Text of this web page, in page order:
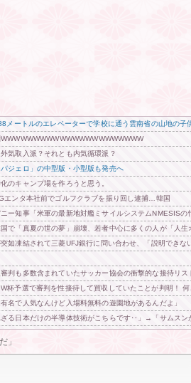
なってしまい……
メートルのエレベーターで学校に通う雲南省の山地の
気取入派？それとも内気循環派？
ジェロ」の中型版・小型版も発売へ
のキャンプ場を作ろうと思う。
エンタ本社前でゴルフクラブを振り回し逮捕…韓国
ニー知事「米軍の最新地対艦ミサイルシステムNMESIS
国で「真夏の世の夢」崩壊、若者中心に多くの人が「人
如凍結されて三菱UFJ銀行に問い合わせ、「説明でき
判も多数含まれていたサッカー協会の衝撃的な接待リ
杯予選で審判を性接待して買収していたことが判明！ 何
名で人気なんけど入場料無料の遊園地があるんだよ」
ざる日本だけの半導体技術がこちらです‥」→「サムス
」